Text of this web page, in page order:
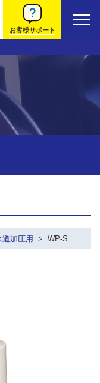
お客様サポート
道加圧用 WP-S